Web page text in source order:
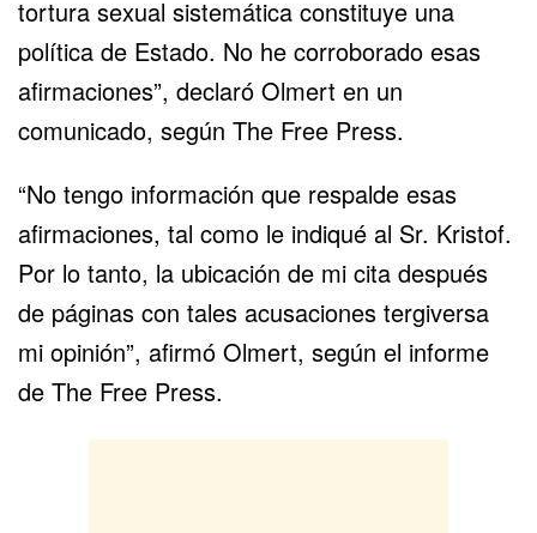
tortura sexual sistemática constituye una
política de Estado. No he corroborado esas
afirmaciones”, declaró Olmert en un
comunicado, según The Free Press.
“No tengo información que respalde esas
afirmaciones, tal como le indiqué al Sr. Kristof.
Por lo tanto, la ubicación de mi cita después
de páginas con tales acusaciones tergiversa
mi opinión”, afirmó Olmert, según el informe
de The Free Press.